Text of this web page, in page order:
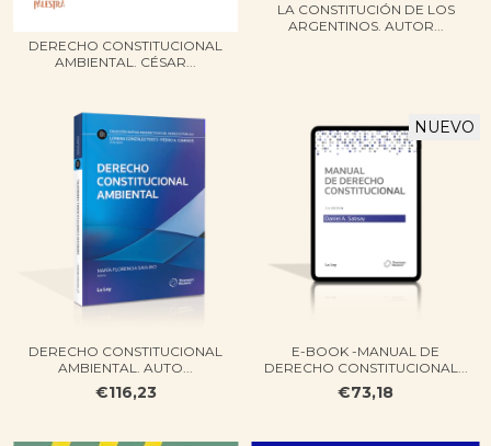
DERECHO CONSTITUCIONAL
AMBIENTAL. CÉSAR...
LA CONSTITUCIÓN DE LOS
ARGENTINOS. AUTOR...
DERECHO CONSTITUCIONAL
AMBIENTAL​​. AUTO...
€116,23
NUEVO
E-BOOK -MANUAL DE
DERECHO CONSTITUCIONAL...
€73,18